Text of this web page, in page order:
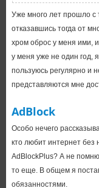
Уже много лет прошло с
отказавшись тогда от
хром оброс у меня ими,
у меня уже не один год,
пользуюсь регулярно и
представляются мне
AdBlock
Особо нечего
кто любит интернет без
AdBlockPlus? А не
то еще. В общем я
обязанностями.